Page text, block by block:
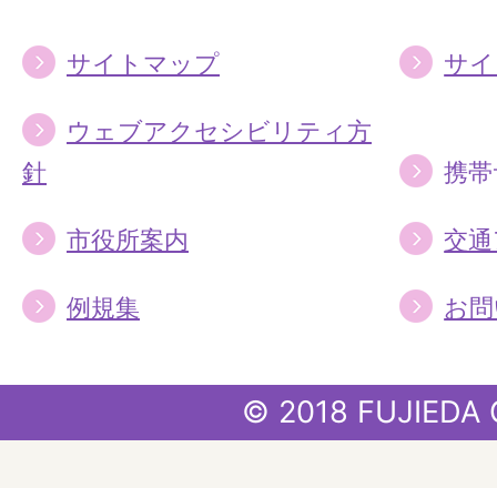
サイトマップ サ
ウェブアクセシビリティ方
針
携
市役所案内 交
例規集 お
© 2018 FUJIEDA